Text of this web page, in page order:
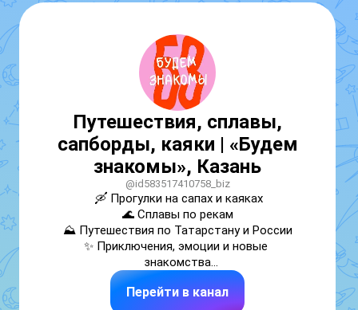
Путешествия, сплавы,
сапборды, каяки | «Будем
знакомы», Казань
@id583517410758_biz
🛶 Прогулки на сапах и каяках
🌊 Сплавы по рекам
⛰ Путешествия по Татарстану и России
✨ Приключения, эмоции и новые
знакомства
Сайт – budemznakomy.io
Перейти в канал